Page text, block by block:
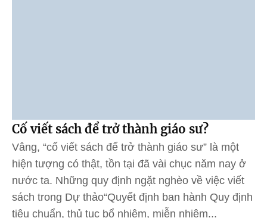
Cố viết sách để trở thành giáo sư?
Vâng, “cố viết sách để trở thành giáo sư” là một
hiện tượng có thật, tồn tại đã vài chục năm nay ở
nước ta. Những quy định ngặt nghèo về việc viết
sách trong Dự thảo“Quyết định ban hành Quy định
tiêu chuẩn, thủ tục bổ nhiệm, miễn nhiệm...